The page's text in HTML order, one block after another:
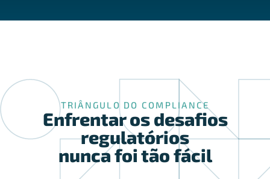
TRIÂNGULO DO COMPLIANCE
Enfrentar os desafios
regulatórios
nunca foi tão fácil